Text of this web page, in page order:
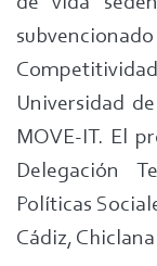
Universidad
MOVE-IT. El
Delegación
Políticas
Cádiz,